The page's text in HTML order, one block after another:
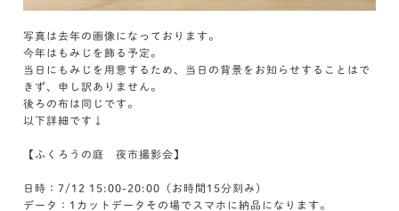
写真は去年の画像になっております。
今年はもみじを飾る予定。
当日にもみじを用意するため、当日の背景をお知らせすることはで
きず、申し訳ありません。
後ろの布は同じです。
以下詳細です↓
【ふくろうの庭 夜市撮影会】
日時：7/12 15:00-20:00（お時間15分刻み）
データ：1カットデータその場でスマホに納品になります。